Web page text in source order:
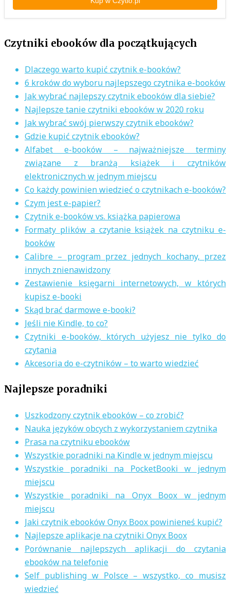
Czytniki ebooków dla początkujących
Dlaczego warto kupić czytnik e-booków?
6 kroków do wyboru najlepszego czytnika e-booków
Jak wybrać najlepszy czytnik ebooków dla siebie?
Najlepsze tanie czytniki ebooków w 2020 roku
Jak wybrać swój pierwszy czytnik ebooków?
Gdzie kupić czytnik ebooków?
Alfabet e-booków – najważniejsze terminy
związane z branżą książek i czytników
elektronicznych w jednym miejscu
Co każdy powinien wiedzieć o czytnikach e-booków?
Czym jest e-papier?
Czytnik e-booków vs. książka papierowa
Formaty plików a czytanie książek na czytniku e-
booków
Calibre – program przez jednych kochany, przez
innych znienawidzony
Zestawienie księgarni internetowych, w których
kupisz e-booki
Skąd brać darmowe e-booki?
Jeśli nie Kindle, to co?
Czytniki e-booków, których użyjesz nie tylko do
czytania
Akcesoria do e-czytników – to warto wiedzieć
Najlepsze poradniki
Uszkodzony czytnik ebooków – co zrobić?
Nauka języków obcych z wykorzystaniem czytnika
Prasa na czytniku ebooków
Wszystkie poradniki na Kindle w jednym miejscu
Wszystkie poradniki na PocketBooki w jednym
miejscu
Wszystkie poradniki na Onyx Boox w jednym
miejscu
Jaki czytnik ebooków Onyx Boox powinieneś kupić?
Najlepsze aplikacje na czytniki Onyx Boox
Porównanie najlepszych aplikacji do czytania
ebooków na telefonie
Self publishing w Polsce – wszystko, co musisz
wiedzieć